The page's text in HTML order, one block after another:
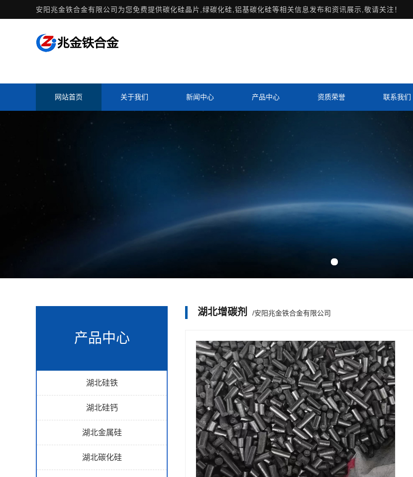
安阳兆金铁合金有限公司为您免费提供碳化硅晶片 ,绿碳化硅,铝基碳化硅等相关信息发布和资讯展示,敬请关注！
网站首页 关于我们 新闻中心 产品中心 资质荣誉 联系我们
产品中心
湖北硅铁
湖北硅钙
湖北金属硅
湖北碳化硅
湖北增碳剂 /安阳兆金铁合金有限公司